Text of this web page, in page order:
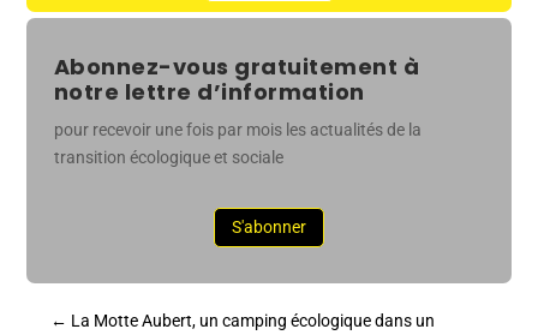
Abonnez-vous gratuitement à
notre lettre d’information
pour recevoir une fois par mois les actualités de la
transition écologique et sociale
S'abonner
← La Motte Aubert, un camping écologique dans un